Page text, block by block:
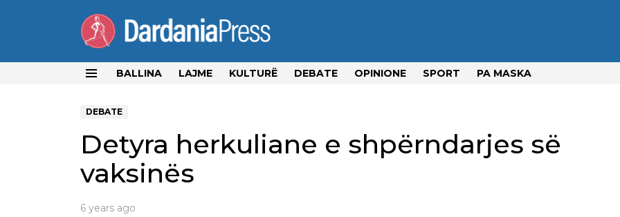
BALLINA LAJME KULTURË DEBATE OPINIONE SPORT PA MASKA
DEBATE
Detyra herkuliane e shpërndarjes së
vaksinës
6 years ago